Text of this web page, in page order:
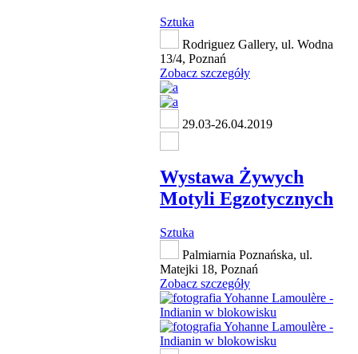
Sztuka
Rodriguez Gallery, ul. Wodna
13/4, Poznań
Zobacz szczegóły
29.03-26.04.2019
Wystawa Żywych
Motyli Egzotycznych
Sztuka
Palmiarnia Poznańska, ul.
Matejki 18, Poznań
Zobacz szczegóły